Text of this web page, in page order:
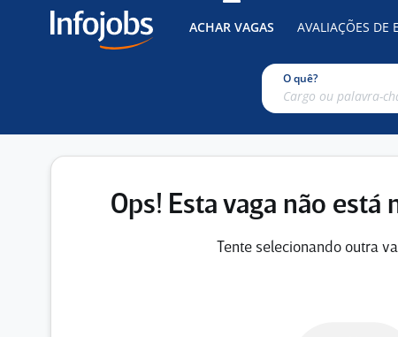
ACHAR VAGAS AVALIAÇÕES DE
O quê?
Ops! Esta vaga não está
Tente selecionando outra